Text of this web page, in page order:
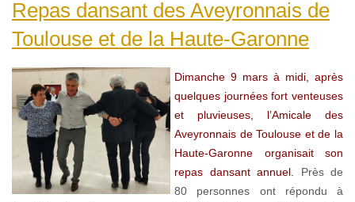
Repas dansant des Aveyronnais de
Toulouse et de la Haute-Garonne
Dimanche 9 mars à midi, après
quelques journées fort venteuses
et pluvieuses, l’Amicale des
Aveyronnais de Toulouse et de la
Haute-Garonne organisait son
repas dansant annuel.
Près de
80 personnes ont répondu à